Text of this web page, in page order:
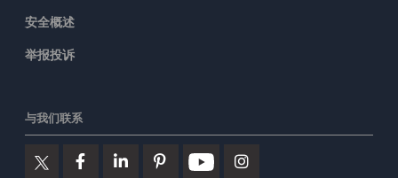
安全概述
举报投诉
与我们联系